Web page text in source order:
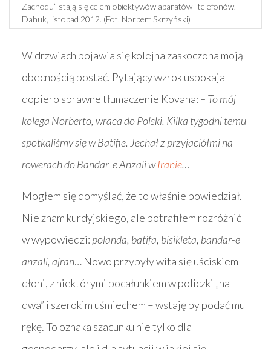
Zachodu” stają się celem obiektywów aparatów i telefonów.
Dahuk, listopad 2012. (Fot. Norbert Skrzyński)
W drzwiach pojawia się kolejna zaskoczona moją
obecnością postać. Pytający wzrok uspokaja
dopiero sprawne tłumaczenie Kovana: – To mój
kolega Norberto, wraca do Polski. Kilka tygodni temu
spotkaliśmy się w Batifie. Jechał z przyjaciółmi na
rowerach do Bandar-e Anzali wIranie…
Mogłem się domyślać, że to właśnie powiedział.
Nie znam kurdyjskiego, ale potrafiłem rozróżnić
w wypowiedzi: polanda, batifa, bisikleta, bandar-e
anzali, ajran… Nowo przybyły wita się uściskiem
dłoni, z niektórymi pocałunkiem w policzki „na
dwa” i szerokim uśmiechem – wstaję by podać mu
rękę. To oznaka szacunku nie tylko dla